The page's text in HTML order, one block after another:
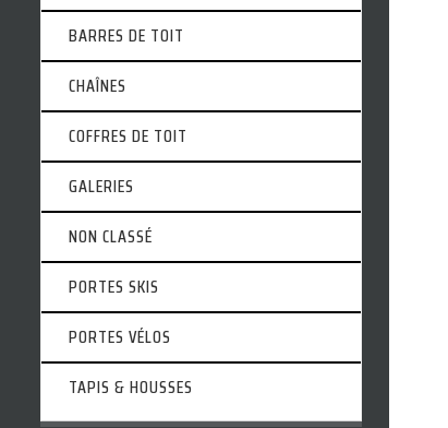
BARRES DE TOIT
CHAÎNES
COFFRES DE TOIT
GALERIES
NON CLASSÉ
PORTES SKIS
PORTES VÉLOS
TAPIS & HOUSSES